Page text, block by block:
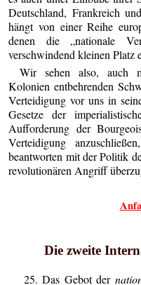
Deutschland, Frankreich
hängt von einer Reihe
denen die „nationale
verschwindend kleinen Platz
Wir sehen also, auch
Kolonien entbehrenden
Verteidigung vor uns in
Gesetze der
Aufforderung der
Verteidigung
beantworten mit der Politik
revolutionären Angriff
Die zweite
25. Das Gebot der